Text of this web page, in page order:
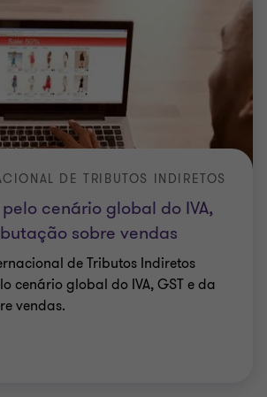
cenário global do IVA,
sobre vendas
DE TRIBUTOS INDIRETOS
de Tributos Indiretos
cenário global do IVA, GST e da
vendas.